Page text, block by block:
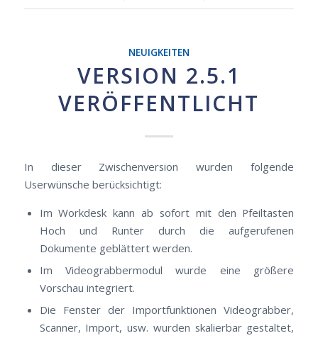
NEUIGKEITEN
VERSION 2.5.1
VERÖFFENTLICHT
In dieser Zwischenversion wurden folgende
Userwünsche berücksichtigt:
Im Workdesk kann ab sofort mit den Pfeiltasten
Hoch und Runter durch die aufgerufenen
Dokumente geblättert werden.
Im Videograbbermodul wurde eine größere
Vorschau integriert.
Die Fenster der Importfunktionen Videograbber,
Scanner, Import, usw. wurden skalierbar gestaltet,